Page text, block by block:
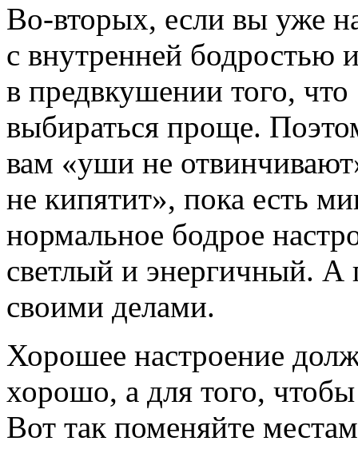
Во-вторых, если вы уже
с внутренней бодростью
в предвкушении того,
выбираться проще.
вам «уши не
не кипятит», пока есть
нормальное бодрое
светлый и энергичный. А
своими делами.
Хорошее настроение
хорошо, а для того,
Вот так поменяйте